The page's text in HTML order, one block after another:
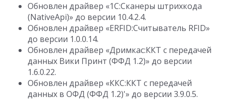
Обновлен драйвер «1С:Сканеры штрихкода
(NativeApi)» до версии 10.4.2.4.
Обновлен драйвер «ERFID:Считыватель RFID»
до версии 1.0.0.14.
Обновлен драйвер «Дримкас:ККТ с передачей
данных Вики Принт (ФФД 1.2)» до версии
1.6.0.22.
Обновлен драйвер «ККС:ККТ с передачей
данных в ОФД (ФФД 1.2)'» до версии 3.9.0.5.